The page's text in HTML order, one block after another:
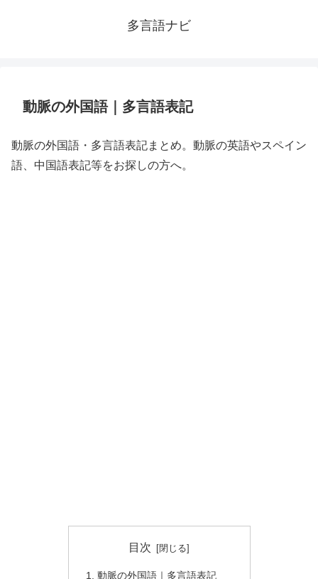
多言語ナビ
動脈の外国語｜多言語表記
動脈の外国語・多言語表記まとめ。動脈の英語やスペイン
語、中国語表記等をお探しの方へ。
目次
動脈の外国語｜多言語表記